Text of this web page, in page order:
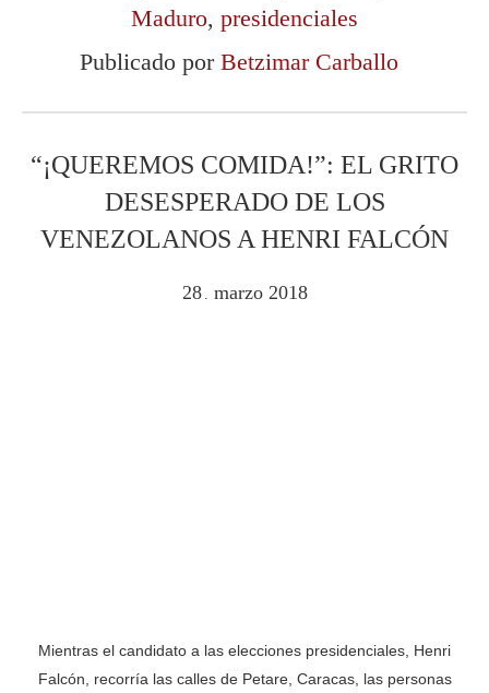
Maduro, presidenciales
Publicado por Betzimar Carballo
“¡QUEREMOS COMIDA!”: EL GRITO
DESESPERADO DE LOS
VENEZOLANOS A HENRI FALCÓN
28 marzo 2018
Mientras el candidato a las elecciones presidenciales, Henri
Falcón, recorría las calles de Petare, Caracas, las personas